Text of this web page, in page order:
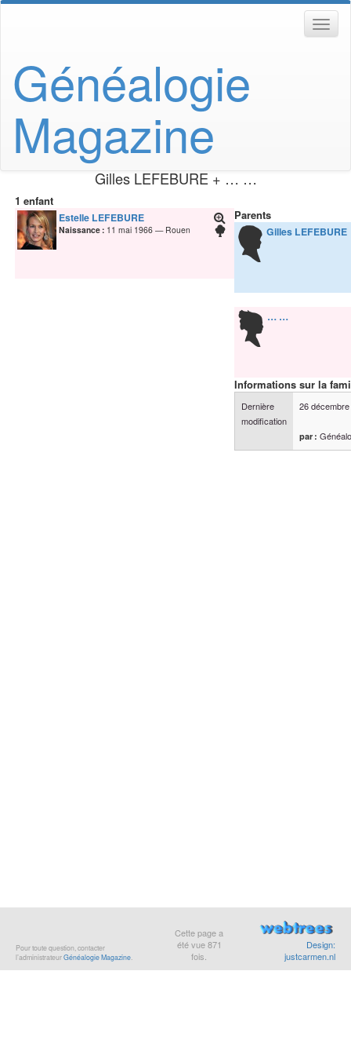
Généalogie
Magazine
GillesLEFEBURE+ … …
1 enfant
Estelle LEFEBURE
Naissance : 11 mai 1966 Rouen
Parents
Gilles LEFEBURE
… …
Informations sur la
Dernière
modification
26
par :
Pour toute question, contacter
l’administrateurGénéalogie Magazine.
Cette page a
été vue871
fois.
Design:
justcarmen.nl